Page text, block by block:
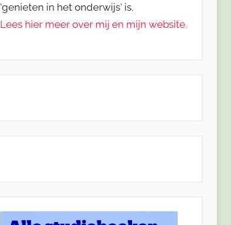
'genieten in het onderwijs' is.
Lees hier meer over mij en mijn website.